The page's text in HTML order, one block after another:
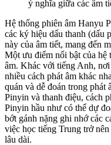
ý nghĩa giữa các âm
Hệ thống phiên âm Hanyu
các ký hiệu dấu thanh (dấu
này của âm tiết, mang đến
Một ưu điểm nổi bật của hệ
âm. Khác với tiếng Anh,
nhiều cách phát âm khác
quán và dễ đoán trong
Pinyin và thanh điệu, cách
Pinyin hầu như có thể dự
bớt gánh nặng ghi nhớ các
việc học tiếng Trung trở
lâu dài.